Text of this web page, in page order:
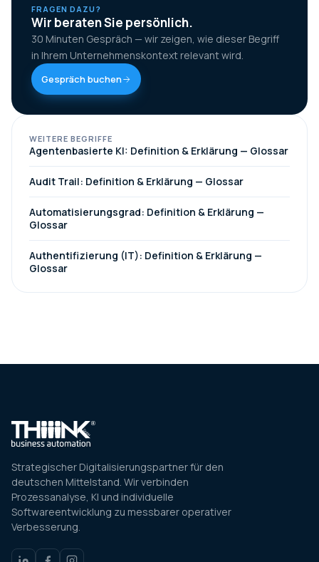
FRAGEN DAZU?
Wir beraten Sie persönlich.
30 Minuten Gespräch — wir zeigen, wie dieser Begriff
in Ihrem Unternehmenskontext relevant wird.
Gespräch buchen
WEITERE BEGRIFFE
Agentenbasierte KI: Definition & Erklärung — Glossar
Audit Trail: Definition & Erklärung — Glossar
Automatisierungsgrad: Definition & Erklärung —
Glossar
Authentifizierung (IT): Definition & Erklärung —
Glossar
Strategischer Digitalisierungspartner für den
deutschen Mittelstand. Wir verbinden
Prozessanalyse, KI und individuelle
Softwareentwicklung zu messbarer operativer
Verbesserung.